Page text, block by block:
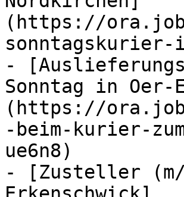
(https://
sonntagskurier-
-
Sonntag in Oer-
(https://
-beim-kurier-
ue6n8)
- [Zusteller (m/